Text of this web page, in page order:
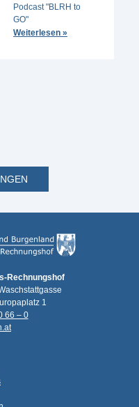
Podcast "BLRH to
GO"
Weiterlesen »
Rechnungshof
1
66 – 0